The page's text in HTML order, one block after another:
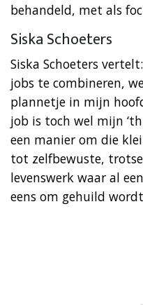
behandeld, met als
Siska Schoeters
Siska Schoeters
jobs te combineren,
plannetje in mijn
job is toch wel mijn
een manier om die
tot zelfbewuste,
levenswerk waar al
eens om gehuild